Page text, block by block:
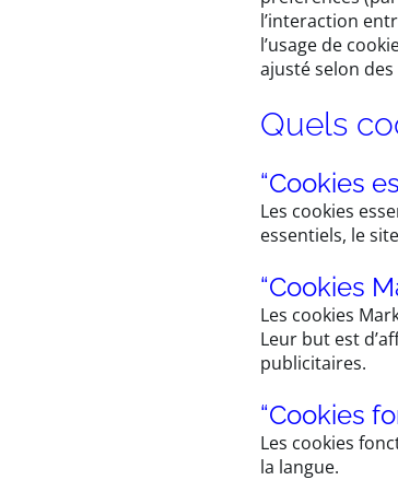
l’interaction
l’usage de
ajusté selon
Quels
“Cookies
Les cookies
essentiels, le
“Cookies
Les cookies
Leur but est
publicitaires.
“Cookies
Les cookies
la langue.